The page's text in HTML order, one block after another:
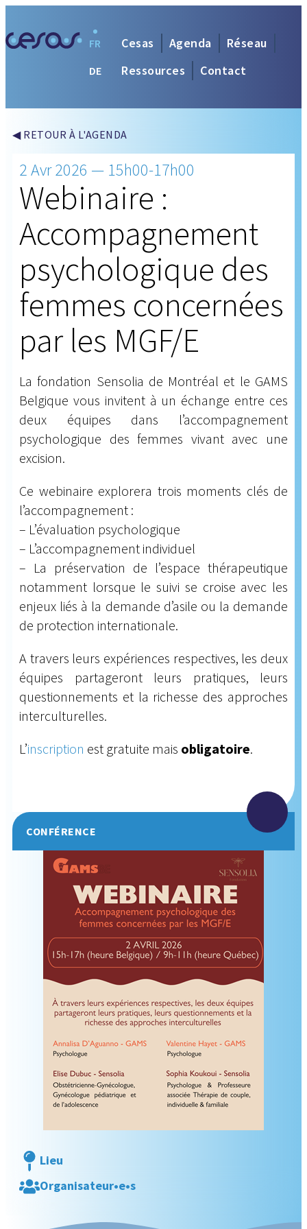
Cesas Agenda
Réseau
Ressources
Contact
FR
DE
◀ RETOUR À L'AGENDA
2 Avr 2026 — 15h00-17h00
Webinaire :
Accompagnement
psychologique des
femmes concernées
par les MGF/E
La fondation Sensolia de Montréal et le GAMS
Belgique vous invitent à un échange entre ces
deux équipes dans l’accompagnement
psychologique des femmes vivant avec une
excision.
Ce webinaire explorera trois moments clés de
l’accompagnement :
– L’évaluation psychologique
– L’accompagnement individuel
– La préservation de l’espace thérapeutique
notamment lorsque le suivi se croise avec les
enjeux liés à la demande d’asile ou la demande
de protection internationale.
A travers leurs expériences respectives, les deux
équipes partageront leurs pratiques, leurs
questionnements et la richesse des approches
interculturelles.
L’inscription est gratuite mais obligatoire.
CONFÉRENCE
Lieu
Organisateur•e•s